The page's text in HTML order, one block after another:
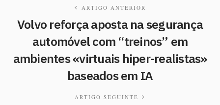
ARTIGO ANTERIOR
Volvo reforça aposta na segurança
automóvel com “treinos” em
ambientes «virtuais hiper-realistas»
baseados em IA
ARTIGO SEGUINTE